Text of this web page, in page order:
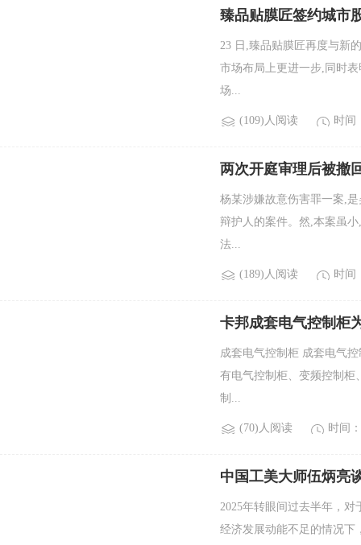
臻品贴膜匠签约城市
23 日,臻品贴膜匠再度与新
市场布局上更进一步,同时
场...
(109)人阅读 时间
两次开庭审理后被撤
杨某涉嫌故意伤害罪一案,
辩护人的案件。然,本案虽
法...
(189)人阅读 时间
卡邦成套电气控制柜
成套电气控制柜 成套电气
有电气控制柜、变频控制柜
制...
(70)人阅读 时间
中国工美大师伍炳亮
2025年转眼间过去半年，
经济发展动能不足的情况下